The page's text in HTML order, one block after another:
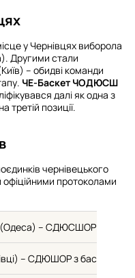
у Чернівцях виборола
Другими стали
– обидві команди
ЧЕ-Баскет ЧОДЮСШ
далі як одна з
позиції.
чернівецького
протоколами
– СДЮСШОР ім.
– СДЮШОР з